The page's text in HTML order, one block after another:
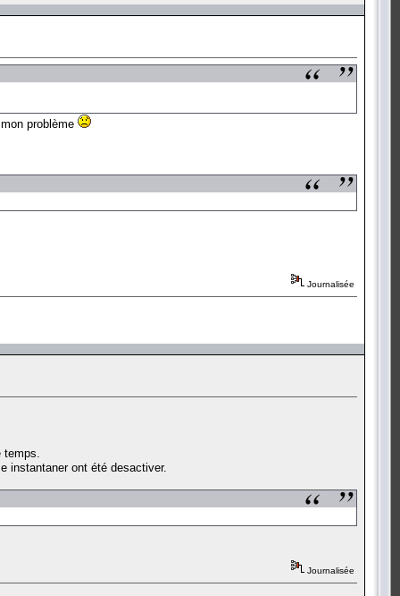
problème
Journalisée
instantaner ont été desactiver.
Journalisée